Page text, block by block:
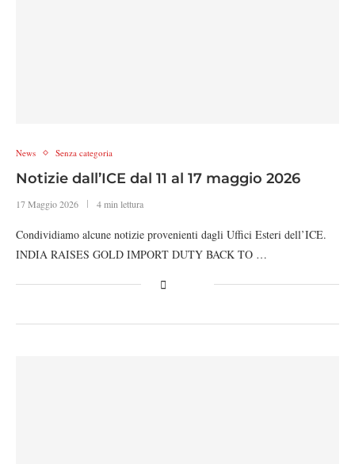
News Senza categoria
Notizie dall’ICE dal 11 al 17 maggio 2026
17 Maggio 2026 4 min lettura
Condividiamo alcune notizie provenienti dagli Uffici Esteri dell’ICE.
INDIA RAISES GOLD IMPORT DUTY BACK TO …